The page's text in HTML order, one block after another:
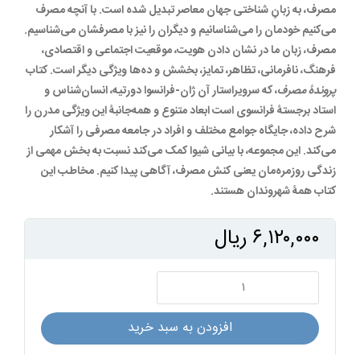
مصرف، به زبانِ شناختی جهان معاصر تبدیل شده است. با آنچه مصرف
می‌کنیم خودمان را می‌شناسانیم و دیگران را نیز با مصرفشان می‌شناسیم.
مصرف، زبان ما در نشان دادن هویت، موقعیت اجتماعی و اقتصادی،
فرهنگ، نافرمانی، تظاهر، تمایز، بخشش و ده‌ها ویژگی دیگر است. کتاب
پروندۀ مصرف، که سرویراستار آن ژان-فرانسوا دورتیه، انسان‌شناس و
استاد برجستۀ فرانسوی است ابعاد متنوع و همه‌جانبۀ این ویژگی مدرن را
شرح داده، جایگاه جوامع مختلف و افراد در جامعه مصرفی را آشکار
می‌کند. این مجموعه، با بیانی شیوا کمک می‌کند نسبت به بخش مهمی از
زندگی روزمره‌مان یعنی کنش مصرف، آگاهی پیدا کنیم. مخاطب این
کتاب همۀ شهروندان هستند.
۶,۱۲۰,۰۰۰ ریال
مصرف
عدد
افزودن به سبد خرید